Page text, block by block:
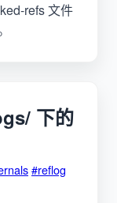
refs 文件
下的
#reflog